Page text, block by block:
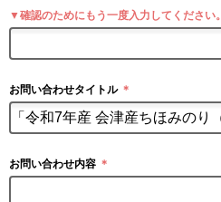
▼確認のためにもう一度入力してください。
お問い合わせタイトル ＊
お問い合わせ内容 ＊